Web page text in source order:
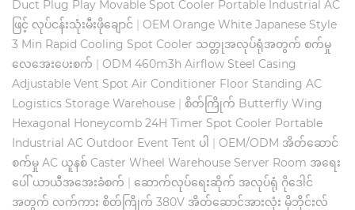
Duct Plug Play Movable Spot Cooler Portable Industrial AC
ဖြင့် လုပ်ငန်းသုံးမီးဖိုချောင် | OEM Orange White Japanese Style
3 Min Rapid Cooling Spot Cooler သတ္တုအလုပ်ရုံအတွက် စက်မှု
လေအေးပေးစက် | ODM 460m3h Airflow Steel Casing
Adjustable Vent Spot Air Conditioner Floor Standing AC
Logistics Storage Warehouse | စိတ်ကြိုက် Butterfly Wing
Hexagonal Honeycomb 24H Timer Spot Cooler Portable
Industrial AC Outdoor Event Tent ပါ | OEM/ODM အိတ်ဆောင်
စက်မှု AC ယူနစ် Caster Wheel Warehouse Server Room အရေး
ပေါ် ယာယီအအေးခံစက် | ဆောက်လုပ်ရေးဆိုက် အလုပ်ရုံ ဂိုဒေါင်
အတွက် လက်ကား စိတ်ကြိုက် 380V အိတ်ဆောင်အားလုံး မိုဘိုင်းလ်